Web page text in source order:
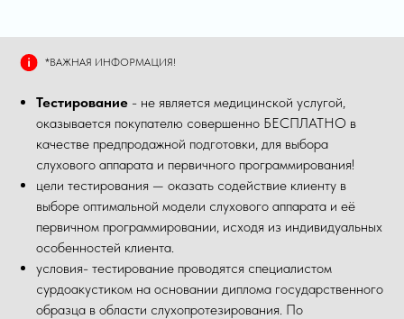
*ВАЖНАЯ ИНФОРМАЦИЯ!
Тестирование - не является медицинской услугой,
оказывается покупателю совершенно БЕСПЛАТНО в
качестве предпродажной подготовки, для выбора
слухового аппарата и первичного программирования!
цели тестирования — оказать содействие клиенту в
выборе оптимальной модели слухового аппарата и её
первичном программировании, исходя из индивидуальных
особенностей клиента.
условия- тестирование проводятся специалистом
сурдоакустиком на основании диплома государственного
образца в области слухопротезирования. По